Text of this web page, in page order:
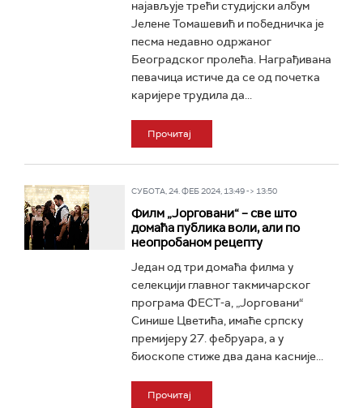
најављује трећи студијски албум
Јелене Томашевић и победничка је
песма недавно одржаног
Београдског пролећа. Награђивана
певачица истиче да се од почетка
каријере трудила да...
Прочитај
СУБОТА, 24. ФЕБ 2024, 13:49 -> 13:50
Филм „Јорговани“ – све што
домаћа публика воли, али по
неопробаном рецепту
Један од три домаћа филма у
селекцији главног такмичарског
програма ФЕСТ-а, „Јорговани“
Синише Цветића, имаће српску
премијеру 27. фебруара, а у
биоскопе стиже два дана касније...
Прочитај